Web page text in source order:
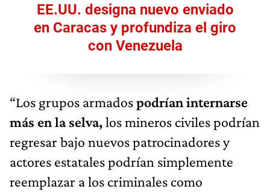
EE.UU. designa nuevo enviado
en Caracas y profundiza el giro
con Venezuela
“Los grupos armadospodrían internarse
más en la selva,los mineros civiles podrían
regresar bajo nuevos patrocinadores y
actores estatales podrían simplemente
reemplazar a los criminales como